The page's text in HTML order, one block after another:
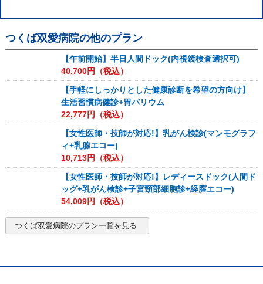
つくば双愛病院の他のプラン
【午前開始】半日人間ドック(内視鏡検査選択可)
40,700円（税込）
【手軽にしっかりとした健康診断を希望の方向け】
生活習慣病健診+胃バリウム
22,777円（税込）
【女性医師・技師が対応!】乳がん検診(マンモグラフ
ィ+乳腺エコー)
10,713円（税込）
【女性医師・技師が対応!】レディースドック(人間ド
ッグ+乳がん検診+子宮頸部細胞診+経膣エコー)
54,009円（税込）
つくば双愛病院のプラン一覧を見る